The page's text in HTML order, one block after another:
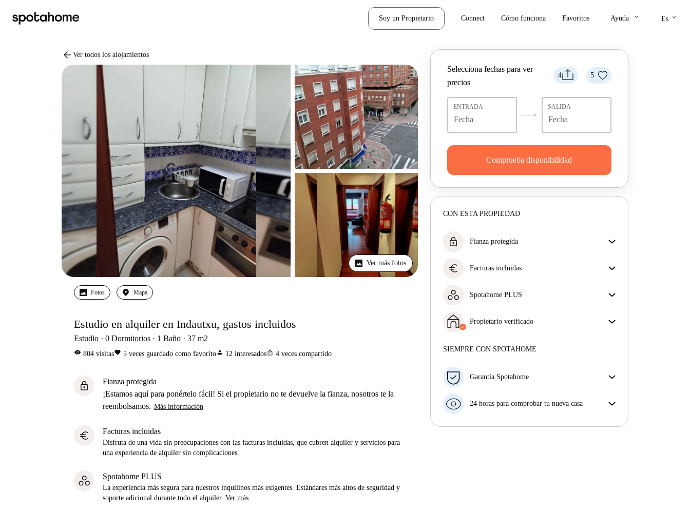
Soy un Propietario Connect Cómo funciona Favoritos Ayuda keyboard_arrow_down Es keyboard_arrow_down
arrow_back Ver todos los alojamientos
Ver más fotos
Fotos Mapa
Estudio en alquiler en Indautxu, gastos incluidos
Estudio 0 Dormitorios 1 Baño 37 m2
visibility 804 visitasfavorite 5 veces guardado como favoritoperson 12 interesadosios_share 4 veces compartido
lock
Fianza protegida
¡Estamos aquí para ponértelo fácil! Si el propietario no te devuelve la fianza, nosotros te la
reembolsamos. Más información
euro Facturas incluidas
Disfruta de una vida sin preocupaciones con las facturas incluidas, que cubren alquiler y servicios para
una experiencia de alquiler sin complicaciones.
Spotahome PLUS
La experiencia más segura para nuestros inquilinos más exigentes. Estándares más altos de seguridad y
soporte adicional durante todo el alquiler. Ver más
4 5
Selecciona fechas para ver
precios
ENTRADA SALIDA
Comprueba disponibilidad
CON ESTA PROPIEDAD
lock Fianza protegida
no te devuelve la fianza, nosotros te la
euro Facturas incluidas
facturas incluidas, que cubren alquiler y servicios
Spotahome PLUS
más exigentes. Estándares más altos de seguridad y
soporte adicional durante todo el alquiler.
Propietario verificado
Más sobre este arrendador
SIEMPRE CON SPOTAHOME
Garantía Spotahome
horas previas a la fecha de entrada, Spotahome A) te
el hotel hasta que encuentres nueva casa o B) te hará
24 horas para comprobar tu nueva casa